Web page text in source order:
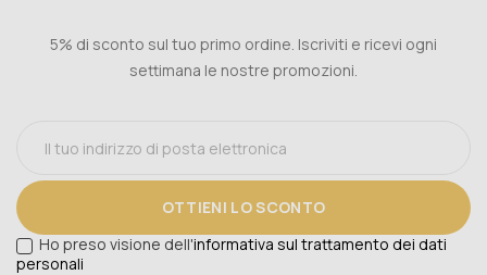
5% di sconto sul tuo primo ordine. Iscriviti e ricevi ogni
settimana le nostre promozioni.
OTTIENI LO SCONTO
Ho preso visione dell'informativa sul trattamento dei dati
personali